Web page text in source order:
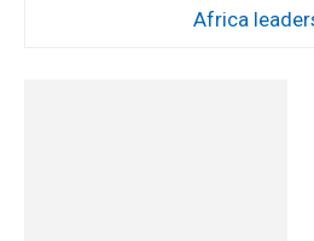
Africa